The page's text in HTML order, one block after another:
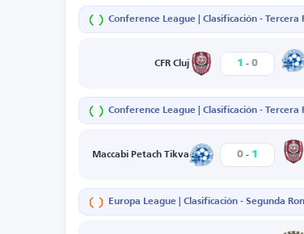
CFR Cluj 1 - 0
Maccabi Petach Tikva 0 - 1